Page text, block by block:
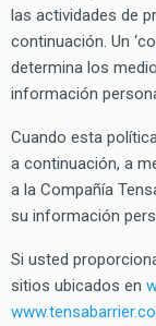
las actividades de
continuación. Un
determina los
información
Cuando esta
a continuación, a
a la Compañía
su información
Si usted
sitios ubicados en